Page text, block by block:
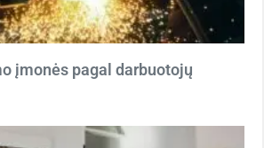
įmonės pagal darbuotojų